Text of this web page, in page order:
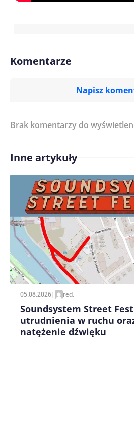
Komentarze
Napisz
Treść komentarza*
Imię/ Nick*
Zapamiętaj moje dane w tej
pisania kolejnych
Brak komentarzy do
Inne artykuły
05.08.2026| red.
Soundsystem Street
utrudnienia w ruchu
natężenie dźwięku